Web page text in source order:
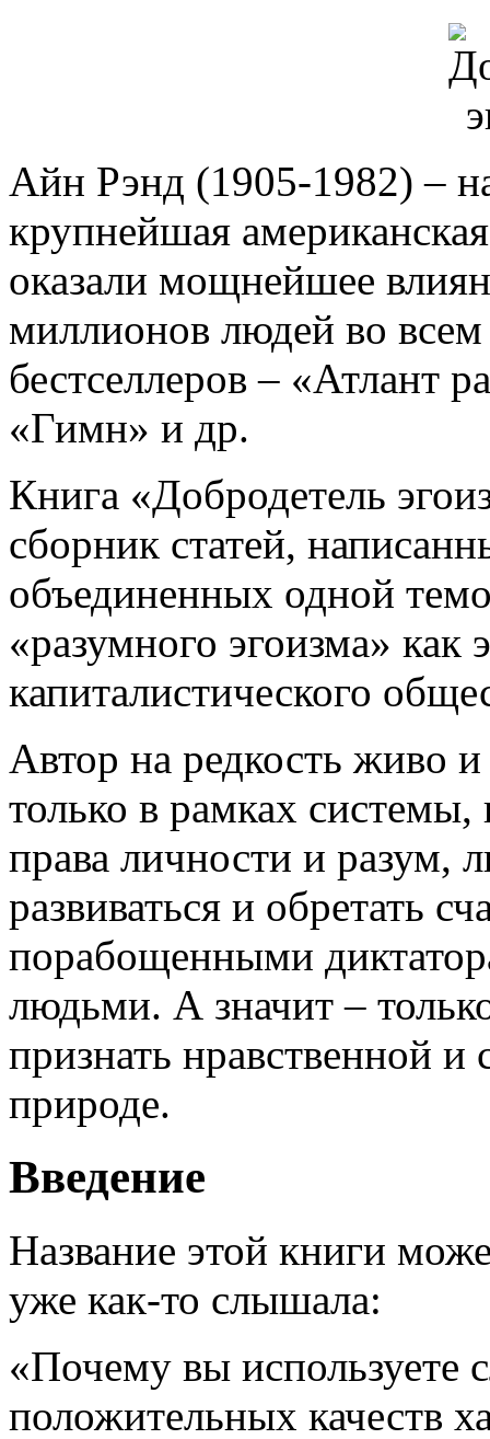
Айн Рэнд (1905-1982) –
крупнейшая
оказали мощнейшее
миллионов людей во
бестселлеров – «Атлант
«Гимн» и др.
Книга «Добродетель
сборник статей,
объединенных одной
«разумного эгоизма» как
капиталистического
Автор на редкость живо и
только в рамках системы,
права личности и разум,
развиваться и обретать
порабощенными
людьми. А значит –
признать нравственной и
природе.
Введение
Название этой книги
уже как-то слышала:
«Почему вы используете
положительных качеств